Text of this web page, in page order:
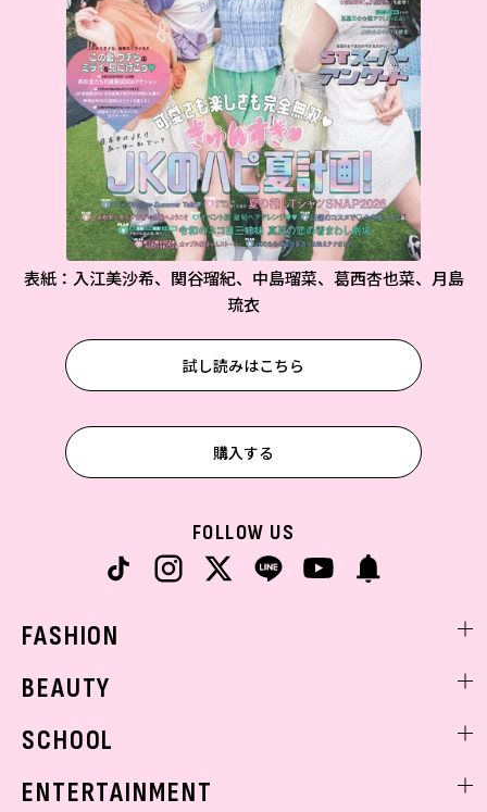
表紙：入江美沙希、関谷瑠紀、中島瑠菜、葛西杏也菜、月島
琉衣
試し読みはこちら
購入する
FOLLOW US
FASHION
着回し
BEAUTY
ベストコスメ
SCHOOL
ENTERTAINMENT